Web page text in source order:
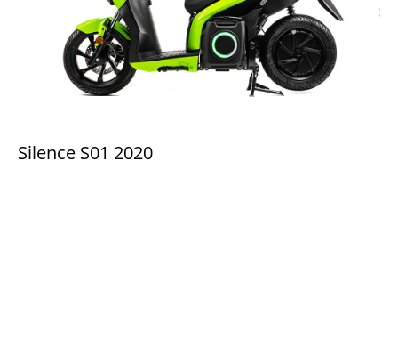
Silence S01 2020